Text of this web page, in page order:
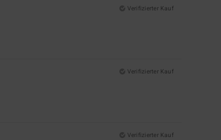
Verifizierter Kauf
Verifizierter Kauf
Verifizierter Kauf